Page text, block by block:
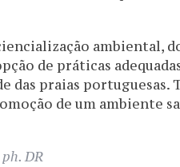
ambiental,
de práticas
das praias portuguesas.
de um ambiente
DR